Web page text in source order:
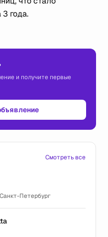
года.
и получите первые
Смотреть все
Санкт-Петербург